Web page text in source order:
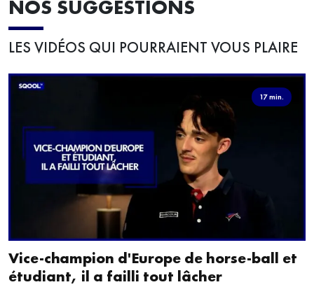
NOS SUGGESTIONS
LES VIDÉOS QUI POURRAIENT VOUS PLAIRE
17 min.
Vice-champion d'Europe de horse-ball et
étudiant, il a failli tout lâcher